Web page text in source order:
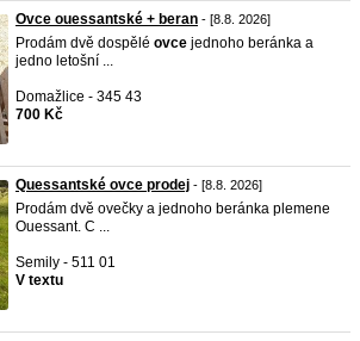
Ovce ouessantské + beran - [8.8. 2026]
Prodám dvě dospělé ovce jednoho beránka a
jedno letošní ...
Domažlice - 345 43
700 Kč
Quessantské ovce prodej - [8.8. 2026]
Prodám dvě ovečky a jednoho beránka plemene
Ouessant. C ...
Semily - 511 01
V textu